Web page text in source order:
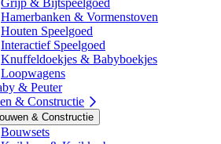
Hamerbanken & Vormenstoven
Houten Speelgoed
Interactief Speelgoed
Knuffeldoekjes & Babyboekjes
Loopwagens
& Peuter
& Constructie
& Constructie
Bouwsets